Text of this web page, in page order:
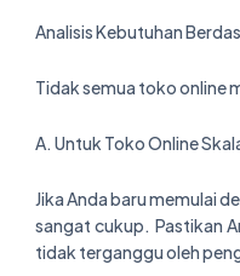
Analisis Kebutuhan
Tidak semua toko online
A. Untuk Toko Online
Jika Anda baru memulai
sangat cukup. Pastikan
tidak terganggu oleh